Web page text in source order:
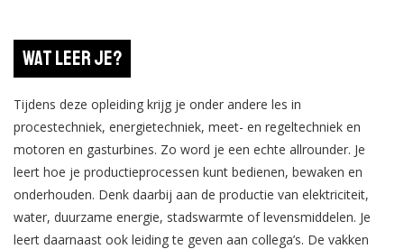
Wat leer je?
Tijdens deze opleiding krijg je onder andere les in
procestechniek, energietechniek, meet- en regeltechniek en
motoren en gasturbines. Zo word je een echte allrounder. Je
leert hoe je productieprocessen kunt bedienen, bewaken en
onderhouden. Denk daarbij aan de productie van elektriciteit,
water, duurzame energie, stadswarmte of levensmiddelen. Je
leert daarnaast ook leiding te geven aan collega’s. De vakken